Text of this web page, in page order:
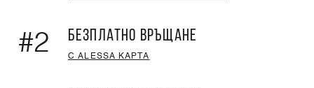
#2 БЕЗПЛАТНО ВРЪЩАНЕ
С ALESSA КАРТА